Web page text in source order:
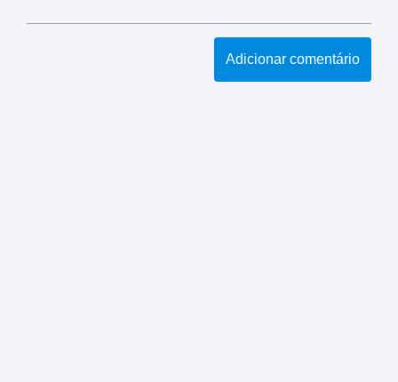
Adicionar comentário